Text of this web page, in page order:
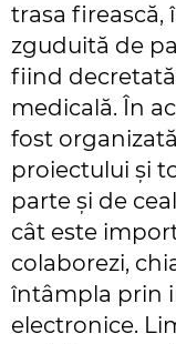
trasa firească,
zguduită de
fiind
medicală. În
fost
proiectului și
parte și de
cât este
colaborezi,
întâmpla prin
electronice.